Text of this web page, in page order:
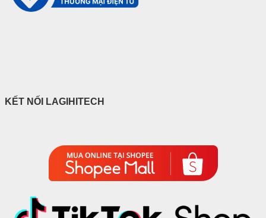
KẾT NỐI LAGIHITECH